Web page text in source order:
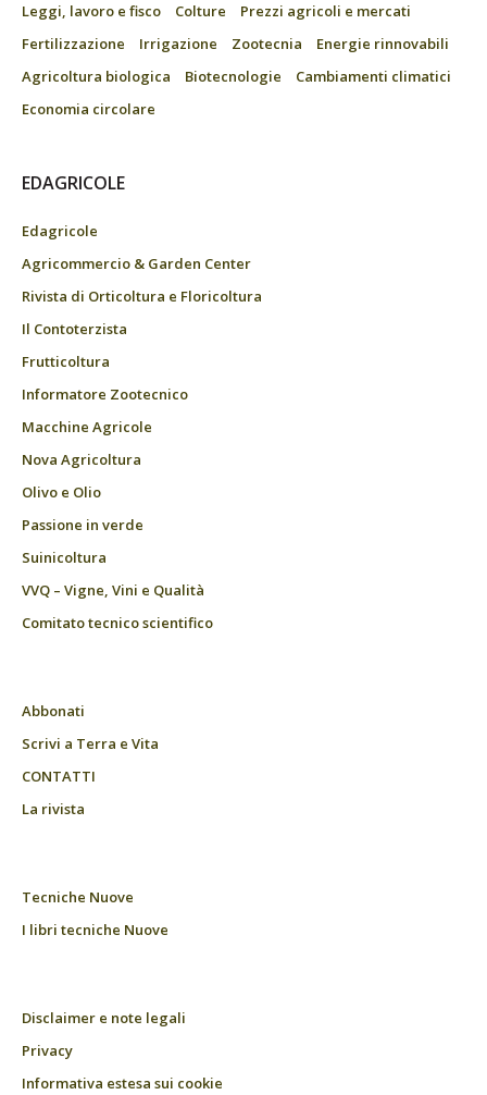
Leggi, lavoro e fisco
Colture
Prezzi agricoli e mercati
Fertilizzazione
Irrigazione Zootecnia
Energie rinnovabili
Agricoltura biologica
Biotecnologie
Cambiamenti climatici
Economia circolare
EDAGRICOLE
Edagricole
Agricommercio & Garden Center
Rivista di Orticoltura e Floricoltura
Il Contoterzista
Frutticoltura
Informatore Zootecnico
Macchine Agricole
Nova Agricoltura
Olivo e Olio
Passione in verde
Suinicoltura
VVQ – Vigne, Vini e Qualità
Comitato tecnico scientifico
Abbonati
Scrivi a Terra e Vita
CONTATTI
La rivista
Tecniche Nuove
I libri tecniche Nuove
Disclaimer e note legali
Privacy
Informativa estesa sui cookie